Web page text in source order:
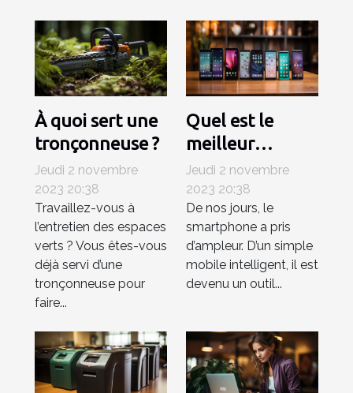
À quoi sert une
tronçonneuse ?
Jeudi 2 novembre
2023 20:38
Travaillez-vous à
l’entretien des espaces
verts ? Vous êtes-vous
déjà servi d’une
tronçonneuse pour
faire...
Quel est le
meilleur
smartphone en
janvier 2021 ?
Jeudi 2 novembre
2023 20:38
De nos jours, le
smartphone a pris
d’ampleur. D’un simple
mobile intelligent, il est
devenu un outil...